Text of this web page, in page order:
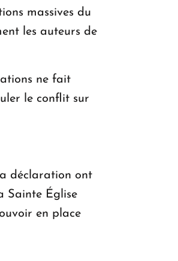
massives du
les auteurs de
ne fait
le conflit sur
déclaration ont
Sainte Église
en place